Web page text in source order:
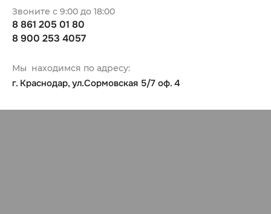
Мы находимся по адресу:
г. Краснодар, ул.Сормовская 5/7 оф. 4
Звоните с 9:00 до 18:00
8 861 205 01 80
8 900 253 4057